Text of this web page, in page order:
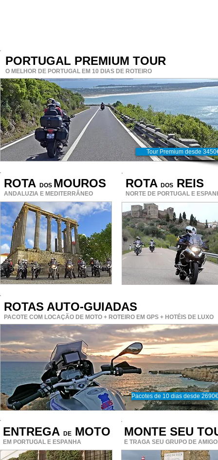
PORTUGAL PREMIUM TOUR
O MELHOR DE PORTUGAL EM 10 DIAS DE ROTEIRO
Tour Premium desde
ROTA DOS MOUROS
ANDALUZIA E MEDITERRÂNEO
ROTA DOS REIS
NORTE DE PORTUGAL E
ROTAS AUTO-GUIADAS
PACOTE COM LOCAÇÃO DE MOTO + ROTEIRO EM GPS + HOTÉIS DE LUXO
Pacotes de 10 dias desde 2690€
ENTREGA DE MOTO
EM PORTUGAL E ESPANHA
MONTE SEU
E TRAGA SEU GRUPO DE